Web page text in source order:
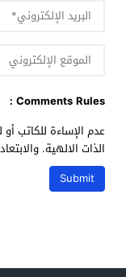
Comments Rules :
عدم الإساءة للكاتب
الذات الالهية.